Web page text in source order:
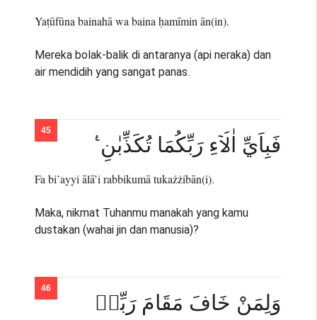
Yaṭūfūna bainahā wa baina ḥamīmin ān(in).
Mereka bolak-balik di antaranya (api neraka) dan
air mendidih yang sangat panas.
فَبِاَيِّ اٰلَاۤءِ رَبِّكُمَا تُكَذِّبٰنِ ࣖ
Fa bi’ayyi ālā’i rabbikumā tukażżibān(i).
Maka, nikmat Tuhanmu manakah yang kamu
dustakan (wahai jin dan manusia)?
وَلِمَنْ خَافَ مَقَامَ رَبِّهٖ